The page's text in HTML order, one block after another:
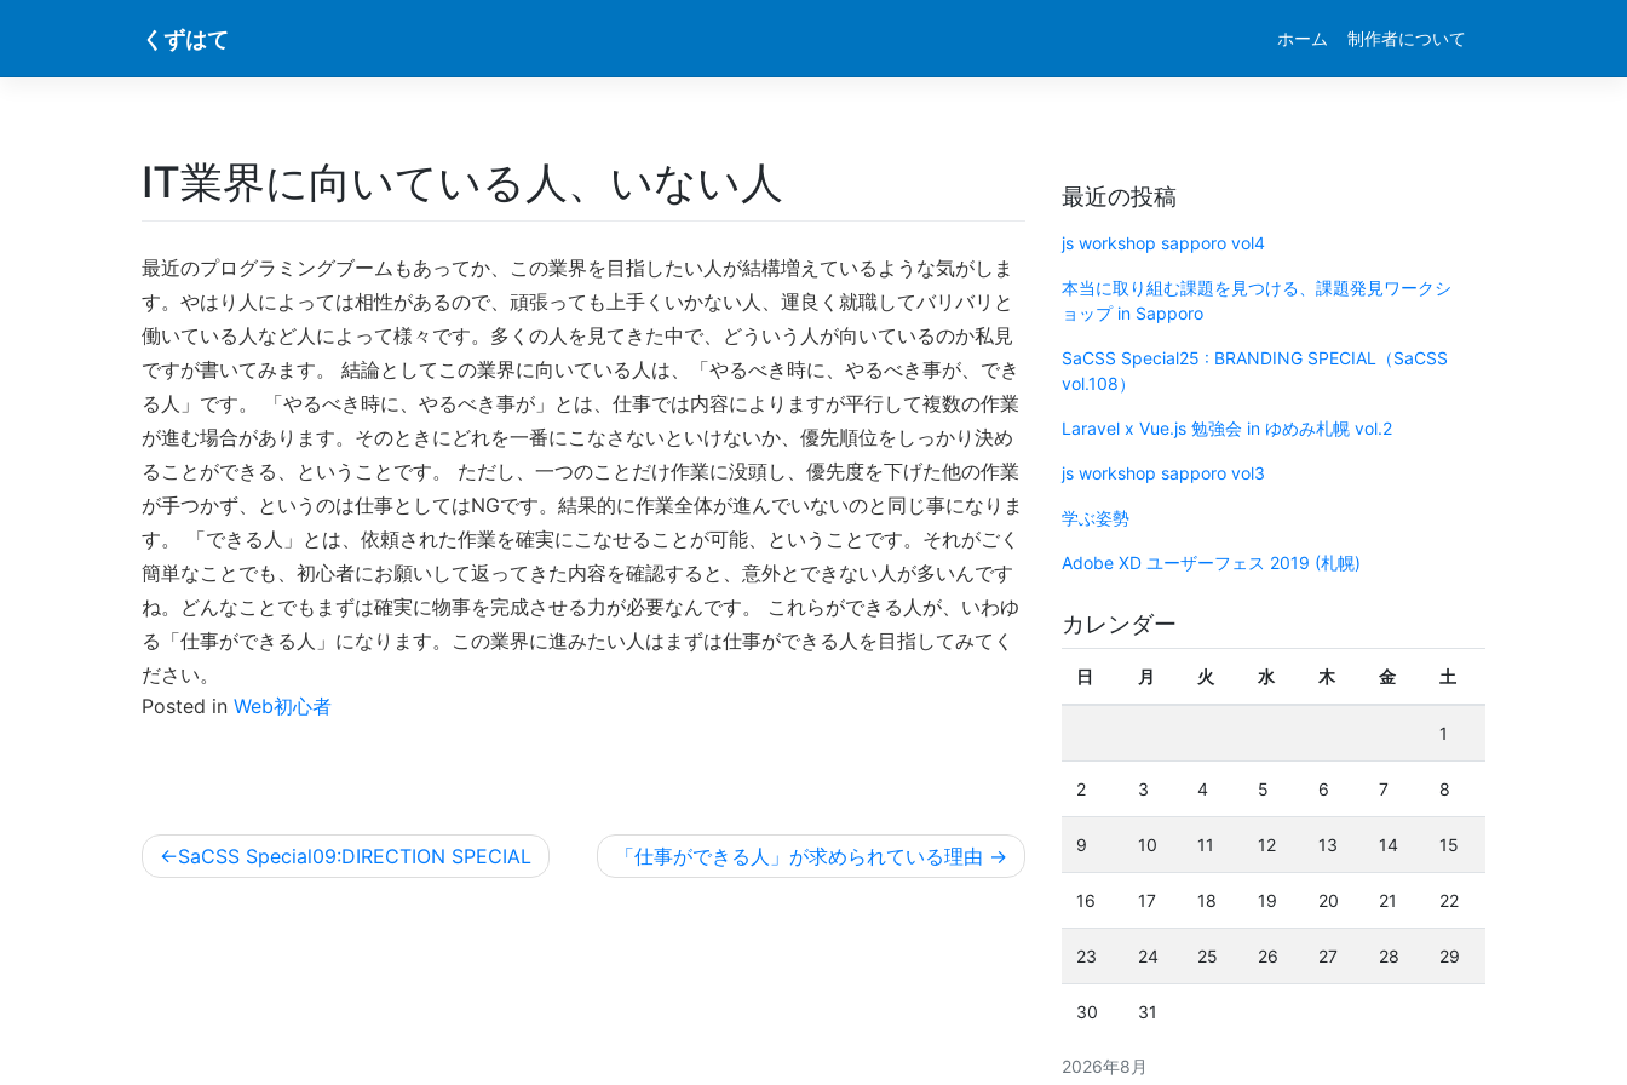
content
くずはて ホーム 制作者について
IT業界に向いている人、いない人
最近のプログラミングブームもあってか、この業界を目指したい人が結構増えているような気がしま
す。やはり人によっては相性があるので、頑張っても上手くいかない人、運良く就職してバリバリと
働いている人など人によって様々です。多くの人を見てきた中で、どういう人が向いているのか私見
ですが書いてみます。 結論としてこの業界に向いている人は、「やるべき時に、やるべき事が、でき
る人」です。 「やるべき時に、やるべき事が」とは、仕事では内容によりますが平行して複数の作業
が進む場合があります。そのときにどれを一番にこなさないといけないか、優先順位をしっかり決め
ることができる、ということです。 ただし、一つのことだけ作業に没頭し、優先度を下げた他の作業
が手つかず、というのは仕事としてはNGです。結果的に作業全体が進んでいないのと同じ事になりま
す。 「できる人」とは、依頼された作業を確実にこなせることが可能、ということです。それがごく
簡単なことでも、初心者にお願いして返ってきた内容を確認すると、意外とできない人が多いんです
ね。どんなことでもまずは確実に物事を完成させる力が必要なんです。 これらができる人が、いわゆ
る「仕事ができる人」になります。この業界に進みたい人はまずは仕事ができる人を目指してみてく
ださい。
Posted in Web初心者
投SaCSS Special09:DIRECTION SPECIAL 「仕事ができる人」が求められている理由
最近の投稿
js workshop sapporo vol4
本当に取り組む課題を見つける、課題発見ワークシ
ョップ in Sapporo
SaCSS Special25 : BRANDING SPECIAL（SaCSS
vol.108）
Laravel x Vue.js 勉強会 in ゆめみ札幌 vol.2
js workshop sapporo vol3
学ぶ姿勢
Adobe XD ユーザーフェス 2019 (札幌)
カレンダー
2026年8月
日 月 火 水 木 金 土
1
2 3 4 5 6 7 8
9 10 11 12 13 14 15
16 17 18 19 20 21 22
23 24 25 26 27 28 29
30 31